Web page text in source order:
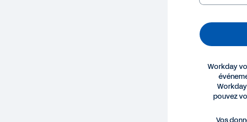
Workday
pouvez